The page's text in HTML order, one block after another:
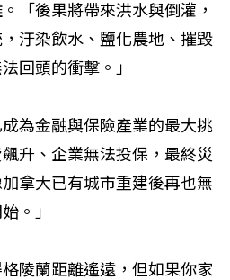
「後果將帶來洪水與倒灌，
汙染飲水、鹽化農地、摧毀
回頭的衝擊。」
為金融與保險產業的最大挑
升、企業無法投保，最終災
拿大已有城市重建後再也無
。」
陵蘭距離遙遠，但如果你家